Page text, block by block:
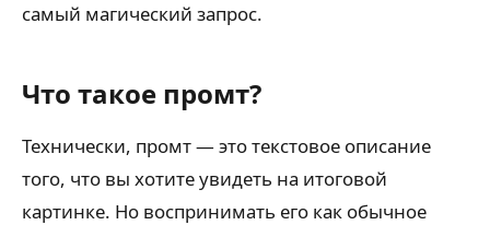
самый магический запрос.
Что такое промт?
Технически, промт — это текстовое описание
того, что вы хотите увидеть на итоговой
картинке. Но воспринимать его как обычное